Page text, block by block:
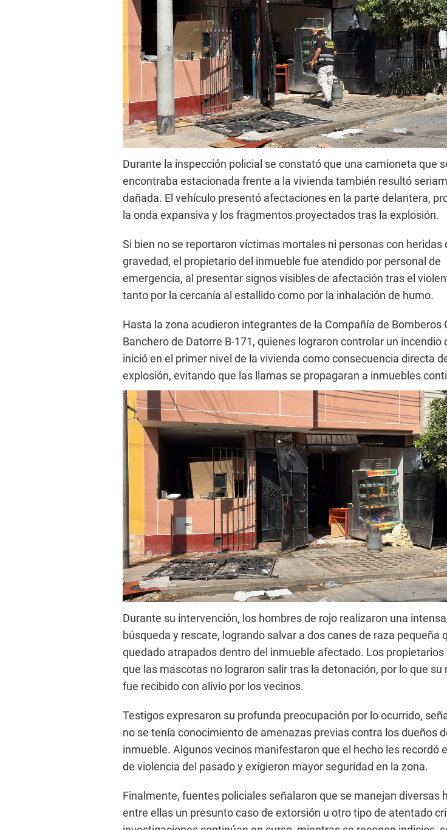
Durante la inspección policial se constató que una camioneta que
encontraba estacionada frente a la vivienda también resultó
dañada. El vehículo presentó afectaciones en la parte delantera,
la onda expansiva y los fragmentos proyectados tras la explosión.
Si bien no se reportaron víctimas mortales ni personas con heridas
gravedad, el propietario del inmueble fue atendido por personal de
emergencia, al presentar signos visibles de afectación tras el
tanto por la cercanía al estallido como por la inhalación de humo.
Hasta la zona acudieron integrantes de la Compañía de Bomberos
Banchero de Datorre B-171, quienes lograron controlar un incendio
inició en el primer nivel de la vivienda como consecuencia directa
explosión, evitando que las llamas se propagaran a inmuebles
Durante su intervención, los hombres de rojo realizaron una
búsqueda y rescate, logrando salvar a dos canes de raza pequeña
quedado atrapados dentro del inmueble afectado. Los propietarios
que las mascotas no lograron salir tras la detonación, por lo que su
fue recibido con alivio por los vecinos.
Testigos expresaron su profunda preocupación por lo ocurrido,
no se tenía conocimiento de amenazas previas contra los dueños
inmueble. Algunos vecinos manifestaron que el hecho les recordó
de violencia del pasado y exigieron mayor seguridad en la zona.
Finalmente, fuentes policiales señalaron que se manejan diversas
entre ellas un presunto caso de extorsión u otro tipo de atentado